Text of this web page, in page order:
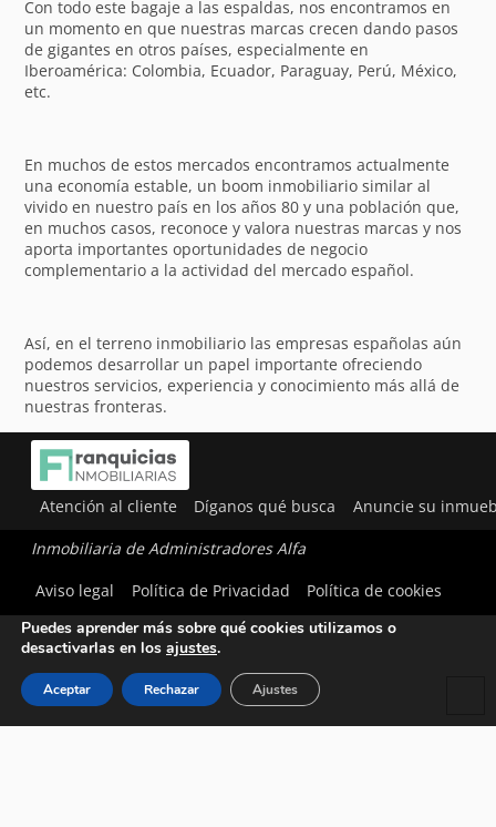
Con todo este bagaje a las espaldas, nos encontramos en
un momento en que nuestras marcas crecen dando pasos
de gigantes en otros países, especialmente en
Iberoamérica: Colombia, Ecuador, Paraguay, Perú, México,
etc.
En muchos de estos mercados encontramos actualmente
una economía estable, un boom inmobiliario similar al
vivido en nuestro país en los años 80 y una población que,
en muchos casos, reconoce y valora nuestras marcas y nos
aporta importantes oportunidades de negocio
complementario a la actividad del mercado español.
Así, en el terreno inmobiliario las empresas españolas aún
podemos desarrollar un papel importante ofreciendo
nuestros servicios, experiencia y conocimiento más allá de
nuestras fronteras.
Atención al cliente Díganos qué busca Anuncie su
Inmobiliaria de Administradores Alfa
Aviso legal
Política de Privacidad Política de cookies
Utilizamos cookies para ofrecerte la mejor experiencia en
Puedes aprender más sobre qué cookies utilizamos o
desactivarlas en los ajustes.
Aceptar Rechazar Ajustes